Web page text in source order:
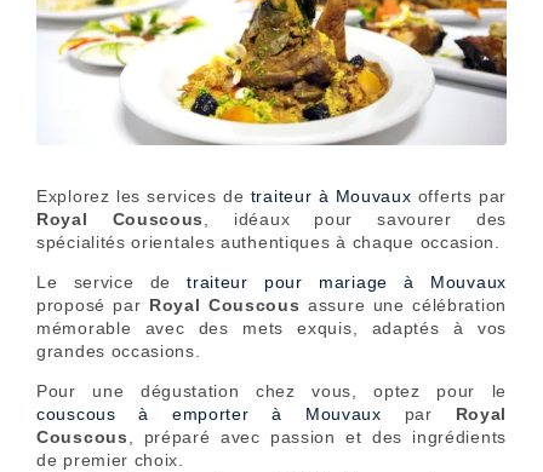
Explorez les services de traiteur à Mouvaux offerts par
Royal Couscous, idéaux pour savourer des
spécialités orientales authentiques à chaque occasion.
Le service detraiteur pour mariage à Mouvaux
proposé par Royal Couscous assure une célébration
mémorable avec des mets exquis, adaptés à vos
grandes occasions.
Pour une dégustation chez vous, optez pour le
couscous à emporter à Mouvaux par Royal
Couscous, préparé avec passion et des ingrédients
de premier choix.